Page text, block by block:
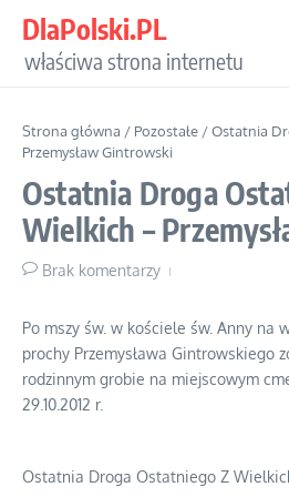
DlaPolski.PL
właściwa strona internetu
Strona główna / Pozostałe /Ostatnia
Przemysław Gintrowski
Ostatnia Droga
Wielkich –
Brak komentarzy
Po mszy św. w kościele św. Anny na
prochy Przemysława Gintrowskiego
rodzinnym grobie na miejscowym
29.10.2012 r.
Ostatnia Droga Ostatniego Z